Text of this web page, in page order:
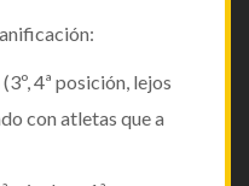
4ª posición, lejos
con atletas que a